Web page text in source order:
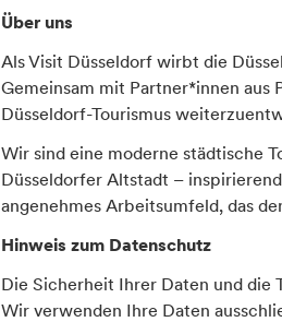
Über uns
Als Visit Düsseldorf wirbt die
Gemeinsam mit Partner*innen aus
Düsseldorf-Tourismus
Wir sind eine moderne städtische
Düsseldorfer Altstadt –
angenehmes Arbeitsumfeld, das
Hinweis zum Datenschutz
Die Sicherheit Ihrer Daten und die
Wir verwenden Ihre Daten